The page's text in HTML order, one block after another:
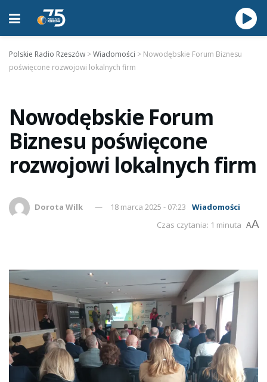
Polskie Radio Rzeszów >Wiadomości > Nowodębskie Forum Biznesu
poświęcone rozwojowi lokalnych firm
Nowodębskie Forum
Biznesu poświęcone
rozwojowi lokalnych firm
Dorota Wilk 18 marca 2025 - 07:23
Wiadomości
Czas czytania: 1 minuta AA